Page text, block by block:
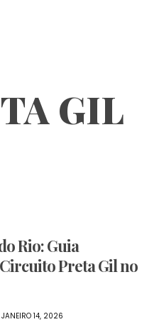
GIL
Rio: Guia
Preta Gil no
JANEIRO 14, 2026